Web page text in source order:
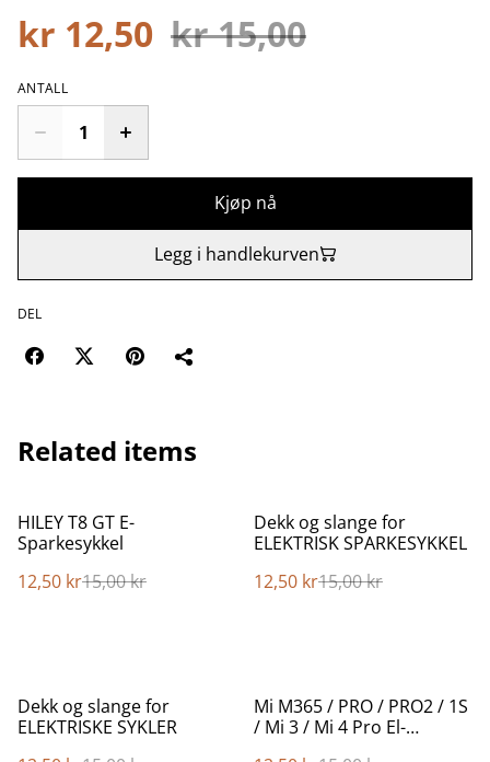
kr 12,50 kr 15,00
ANTALL
Kjøp nå
Legg i handlekurven
DEL
Related items
%
HILEY T8 GT E-
Sparkesykkel
12,50 kr15,00 kr
%
Dekk og slange for
ELEKTRISK SPARKESYKKEL
12,50 kr15,00 kr
%
Dekk og slange for
ELEKTRISKE SYKLER
%
Mi M365 / PRO / PRO2 / 1S
/ Mi 3 / Mi 4 Pro El-